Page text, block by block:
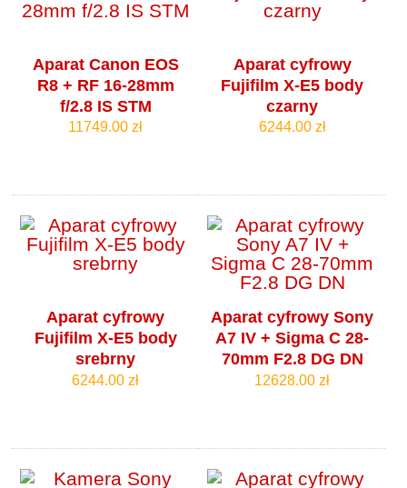
Aparat Canon EOS
R8 + RF 16-28mm
f/2.8 IS STM
11749.00 zł
Aparat cyfrowy
Fujifilm X-E5 body
czarny
6244.00 zł
Aparat cyfrowy
Fujifilm X-E5 body
srebrny
6244.00 zł
Aparat cyfrowy Sony
A7 IV + Sigma C 28-
70mm F2.8 DG DN
12628.00 zł